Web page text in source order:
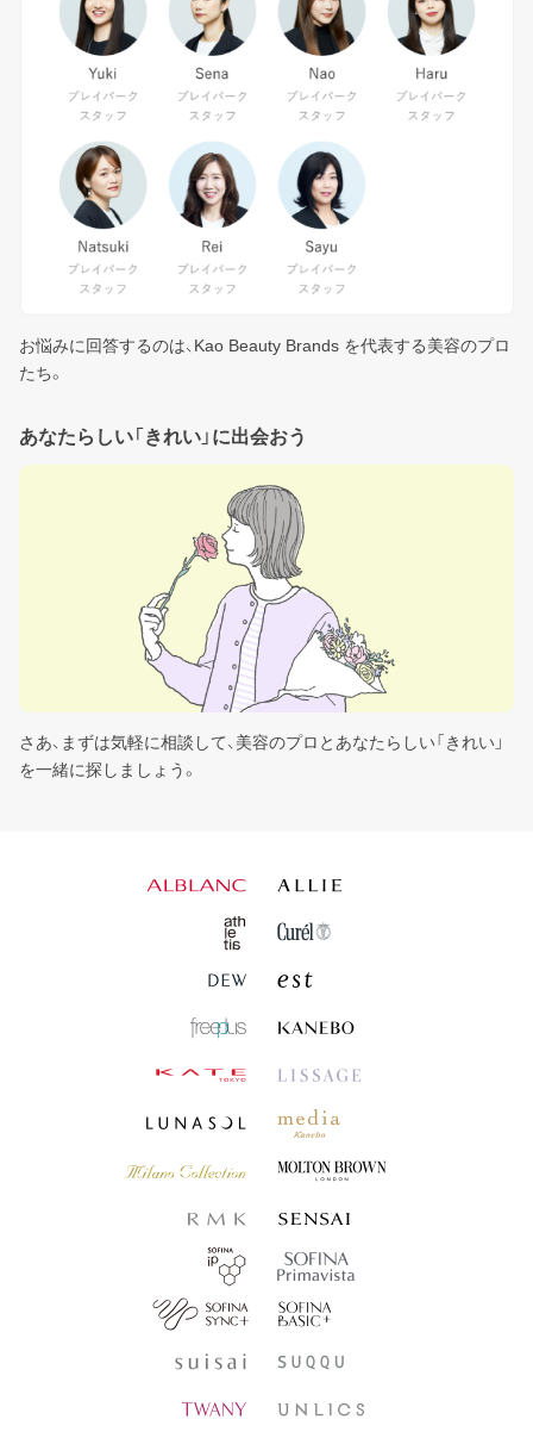
ログアウトしますか？
はい
お悩みに回答するのは、Kao Beauty Brands を代表する美容のプロ
たち。
あなたらしい「きれい」に出会おう
さあ、まずは気軽に相談して、美容のプロとあなたらしい「きれい」
を一緒に探しましょう。